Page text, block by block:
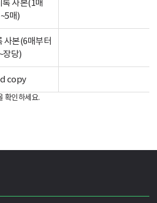
사본(1매
~5매)
사본(6매부터
장당)
copy
확인하세요.